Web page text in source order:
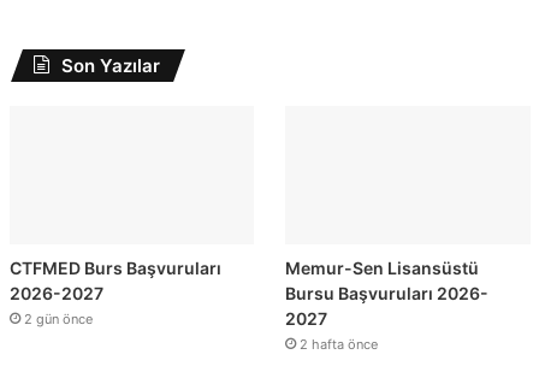
Son Yazılar
CTFMED Burs Başvuruları
2026-2027
2 gün önce
Memur-Sen Lisansüstü
Bursu Başvuruları 2026-
2027
2 hafta önce